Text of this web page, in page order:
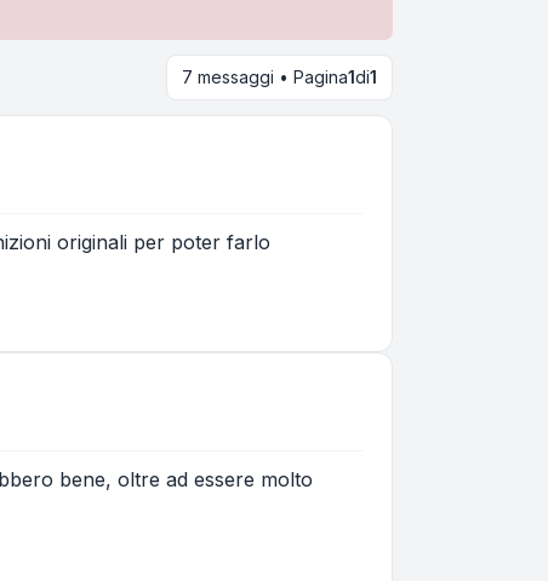
7 messaggi • Pagina1di1
originali per poter farlo
bene, oltre ad essere molto